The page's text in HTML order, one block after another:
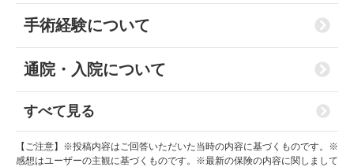
手術経験について
通院・入院について
すべて見る
【ご注意】※投稿内容はご回答いただいた当時の内容に基づくものです。※
感想はユーザーの主観に基づくものです。※最新の保険の内容に関しまして